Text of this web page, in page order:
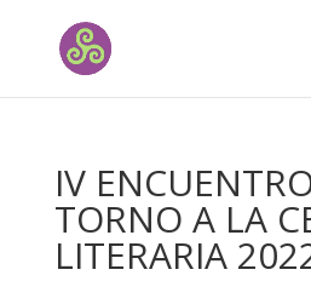
IV
TORNO A LA
LITERARIA